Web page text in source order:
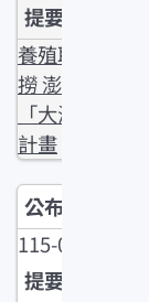
養殖取代捕
撈 澎湖推
「大海田」
計畫
115-04-24